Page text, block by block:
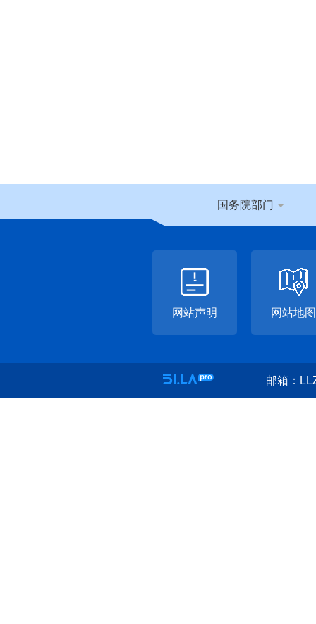
国务院部门
网站声明 网站地图
邮箱：